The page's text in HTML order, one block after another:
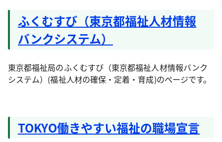
ふくむすび（東京都福祉人材情報
バンクシステム）
東京都福祉局のふくむすび（東京都福祉人材情報バンク
システム）(福祉人材の確保・定着・育成)のページです。
TOKYO働きやすい福祉の職場宣言